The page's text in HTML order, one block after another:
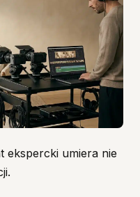
ekspercki umiera nie